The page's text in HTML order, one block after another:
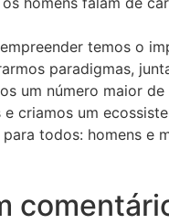
temos o
paradigmas,
um número maior de
criamos um
todos: homens e